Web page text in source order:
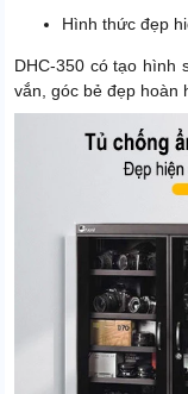
Hình thức đẹp
DHC-350 có tạo hình
vắn, góc bẻ đẹp hoàn